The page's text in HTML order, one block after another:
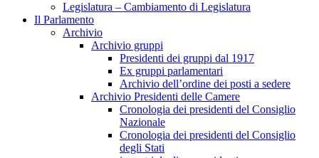
Legislatura – Cambiamento di Legislatura
Il Parlamento
Archivio
Archivio gruppi
Presidenti dei gruppi dal 1917
Ex gruppi parlamentari
Archivio dell’ordine dei posti a sedere
Archivio Presidenti delle Camere
Cronologia dei presidenti del Consiglio
Nazionale
Cronologia dei presidenti del Consiglio
degli Stati